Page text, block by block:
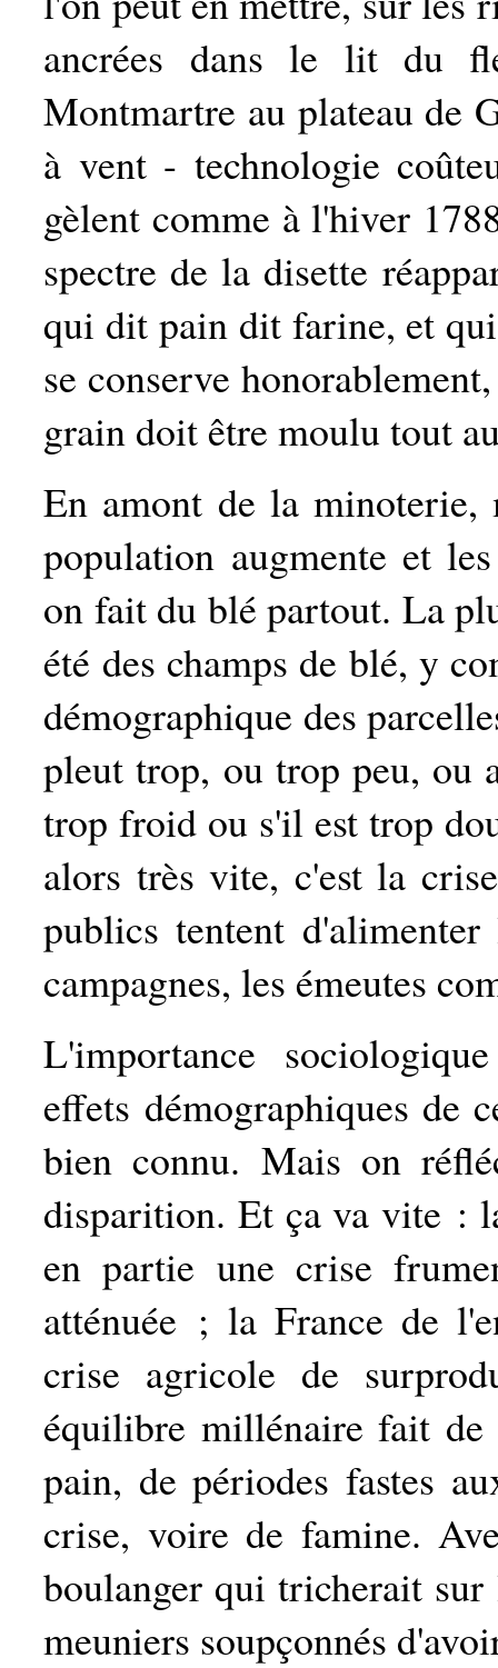
ancrées dans le lit du
Montmartre au plateau de
à vent - technologie
gèlent comme à l'hiver
spectre de la disette
qui dit pain dit farine, et
se conserve
grain doit être moulu tout
En amont de la minoterie,
population augmente et
on fait du blé partout. La
été des champs de blé, y
démographique des
pleut trop, ou trop peu, ou
trop froid ou s'il est trop
alors très vite, c'est la
publics tentent
campagnes, les émeutes
L'importance
effets démographiques de
bien connu. Mais on
disparition. Et ça va vite :
en partie une crise
atténuée ; la France de
crise agricole de
équilibre millénaire fait de
pain, de périodes fastes
crise, voire de famine.
boulanger qui tricherait
meuniers soupçonnés